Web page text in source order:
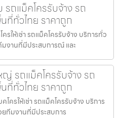
รถแม็คโครรับจ้าง รถ
ที่ทั่วไทย ราคาถูก
ให้เช่า รถแม็คโครรับจ้าง บริการทั่ว
มงานที่มีประสบการณ์ และ
ญ่ รถแม็คโครรับจ้าง รถ
ที่ทั่วไทย ราคาถูก
โครให้เช่า รถแม็คโครรับจ้าง บริการ
ยทีมงานที่มีประสบการ